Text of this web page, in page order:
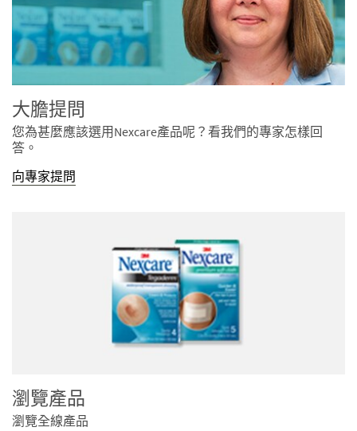
大膽提問
您為甚麼應該選用Nexcare產品呢？看我們的專家怎樣回
答。
向專家提問
瀏覽產品
瀏覽全線產品